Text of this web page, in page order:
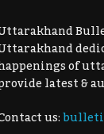
of
latest &
us: